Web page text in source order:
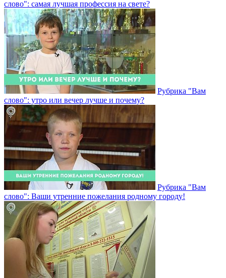
слово": самая лучшая профессия на свете?
Рубрика "Вам
слово": утро или вечер лучше и почему?
Рубрика "Вам
слово": Ваши утренние пожелания родному городу!